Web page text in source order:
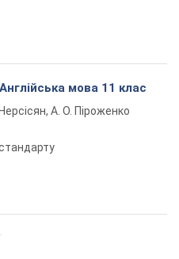
мова 11 клас
А. О. Піроженко